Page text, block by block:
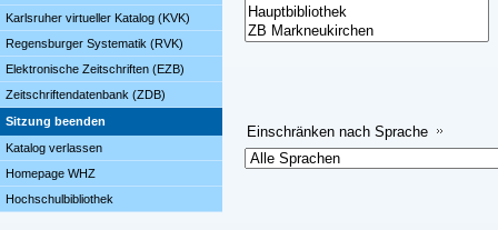
Karlsruher virtueller Katalog (KVK)
Regensburger Systematik (RVK)
Elektronische Zeitschriften (EZB)
Zeitschriftendatenbank (ZDB)
Sitzung beenden
Katalog verlassen
Homepage WHZ
Hochschulbibliothek
Einschränken nach Sprache